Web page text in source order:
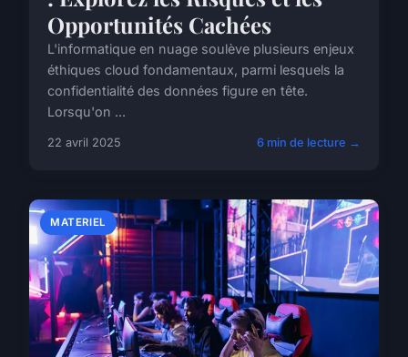
Opportunités Cachées
L'informatique en nuage soulève plusieurs enjeux
éthiques cloud fondamentaux, parmi lesquels la
confidentialité des données figure en tête.
Lorsqu'on ...
22 avril 2025 6 min de lecture →
MATERIEL